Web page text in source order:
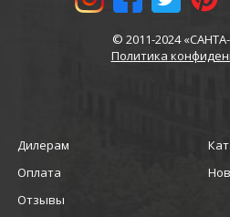
© 2011-2024
Политика
Дилерам
Оплата
Отзывы